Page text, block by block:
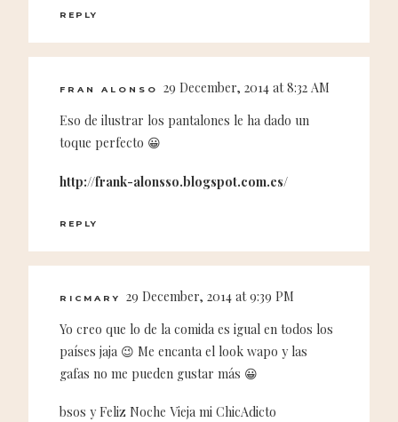
REPLY
FRAN ALONSO
29 December, 2014 at 8:32 AM
Eso de ilustrar los pantalones le ha dado un
toque perfecto 😀
http://frank-alonsso.blogspot.com.es/
REPLY
RICMARY
29 December, 2014 at 9:39 PM
Yo creo que lo de la comida es igual en todos los
países jaja 😉 Me encanta el look wapo y las
gafas no me pueden gustar más 😀
bsos y Feliz Noche Vieja mi ChicAdicto